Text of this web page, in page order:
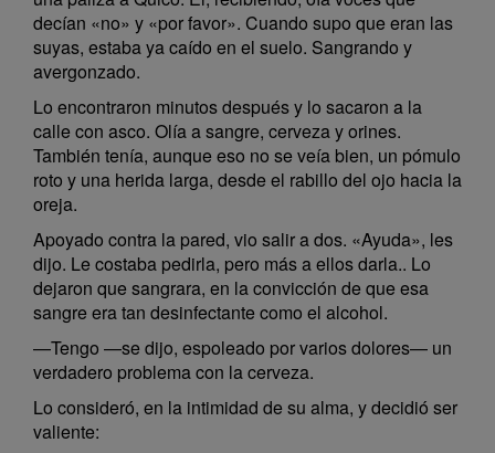
decían «no» y «por favor». Cuando supo que eran las
suyas, estaba ya caído en el suelo. Sangrando y
avergonzado.
Lo encontraron minutos después y lo sacaron a la
calle con asco. Olía a sangre, cerveza y orines.
También tenía, aunque eso no se veía bien, un pómulo
roto y una herida larga, desde el rabillo del ojo hacia la
oreja.
Apoyado contra la pared, vio salir a dos. «Ayuda», les
dijo. Le costaba pedirla, pero más a ellos darla.. Lo
dejaron que sangrara, en la convicción de que esa
sangre era tan desinfectante como el alcohol.
—Tengo —se dijo, espoleado por varios dolores— un
verdadero problema con la cerveza.
Lo consideró, en la intimidad de su alma, y decidió ser
valiente: